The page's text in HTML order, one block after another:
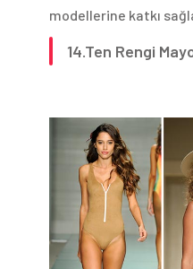
modellerine katkı
14.Ten Rengi